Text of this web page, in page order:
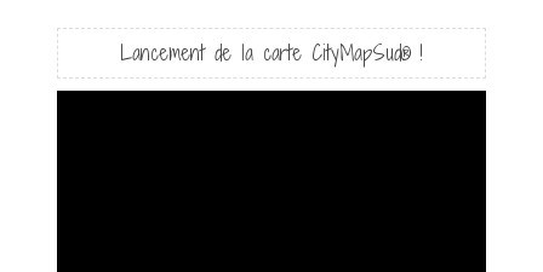
Lancement de la carte CityMapSud® !